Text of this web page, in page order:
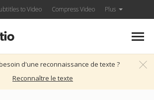
to Video Compress Video Plus
d'une reconnaissance de texte ?
Reconnaître le texte